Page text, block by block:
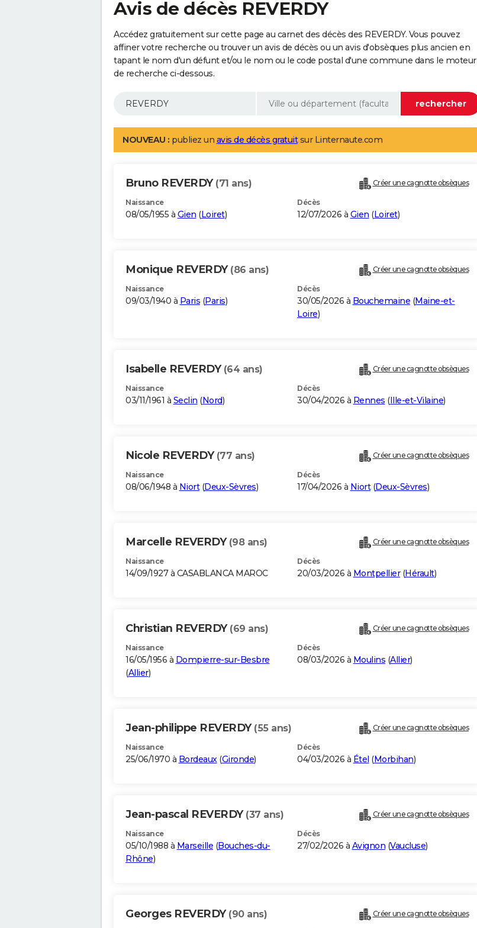
Avis de décès REVERDY
Accédez gratuitement sur cette page au carnet des décès des REVERDY. Vous pouvez
affiner votre recherche ou trouver un avis de décès ou un avis d'obsèques plus ancien en
tapant le nom d'un défunt et/ou le nom ou le code postal d'une commune dans le moteur
de recherche ci-dessous.
NOUVEAU : publiez un avis de décès gratuitsur Linternaute.com
Bruno REVERDY (71 ans) Créer une cagnotte obsèques
Naissance
08/05/1955 à Gien (Loiret)
Décès
12/07/2026 à Gien (Loiret)
Monique REVERDY (86 ans) Créer une cagnotte obsèques
Naissance
09/03/1940 à Paris (Paris)
Décès
30/05/2026 à Bouchemaine (Maine-et-
Loire)
Isabelle REVERDY (64 ans) Créer une cagnotte obsèques
Naissance
03/11/1961 à Seclin (Nord)
Décès
30/04/2026 à Rennes (Ille-et-Vilaine)
Nicole REVERDY (77 ans) Créer une cagnotte obsèques
Naissance
08/06/1948 à Niort(Deux-Sèvres)
Décès
17/04/2026 à Niort(Deux-Sèvres)
Marcelle REVERDY (98 ans) Créer une cagnotte obsèques
Naissance
14/09/1927 à CASABLANCA MAROC
Décès
20/03/2026 à Montpellier(Hérault)
Christian REVERDY (69 ans) Créer une cagnotte obsèques
Naissance
16/05/1956 à Dompierre-sur-Besbre
(Allier)
Décès
08/03/2026 à Moulins (Allier)
Jean-philippe REVERDY (55 ans) Créer une cagnotte obsèques
Naissance
25/06/1970 à Bordeaux(Gironde)
Décès
04/03/2026 à Étel (Morbihan)
Jean-pascal REVERDY (37 ans) Créer une cagnotte obsèques
Naissance
05/10/1988 à Marseille (Bouches-du-
Rhône)
Décès
27/02/2026 à Avignon (Vaucluse)
Georges REVERDY (90 ans) Créer une cagnotte obsèques